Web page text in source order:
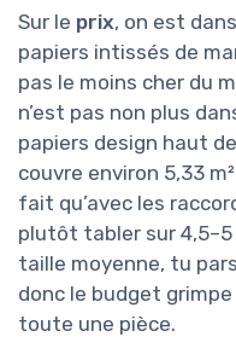
Sur le prix, on est
papiers intissés de
pas le moins cher du
n’est pas non plus
papiers design haut
couvre environ 5,33
fait qu’avec les
plutôt tabler sur 4,5–5
taille moyenne, tu
donc le budget
toute une pièce.